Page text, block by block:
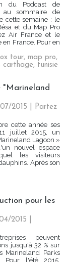
du Podcast de
au sommaire de
cette semaine : le
et du Map Pro
Air France et le
France. Pour en
tour, map pro,
carthage, tunisie
"Marineland
2015
Partez
cette année ses
juillet 2015, un
Lagoon »
nouvel espace
les visiteurs
Après son
pour les
2015
peuvent
jusqu'à 32 % sur
Marineland Parks
Pour l'été 2015,